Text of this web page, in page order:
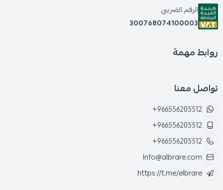
الرقم الضريبي
300768074100003
روابط مهمة
تواصل معنا
+966556205512
+966556205512
+966556205512
Info@albrare.com
https://t.me/elbrare